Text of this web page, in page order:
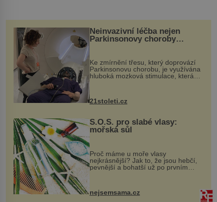
Neinvazivní léčba nejen
Parkinsonovy choroby
Ke zmírnění třesu, který doprovází
Parkinsonovu chorobu, je využívána
hluboká mozková stimulace, která
však vyžaduje vysoce invazivní
zákrok. Ultrazvuk zase není vhodný
k dostatečně přesnému zacílení ...
21stoleti.cz
S.O.S. pro slabé vlasy:
mořská sůl
Proč máme u moře vlasy
nejkrásnější? Jak to, že jsou hebčí,
pevnější a bohatší už po prvním
vlasy. ...
nejsemsama.cz